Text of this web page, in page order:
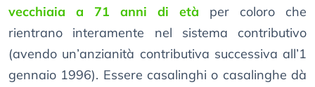
vecchiaia a 71 anni di età per coloro che
rientrano interamente nel sistema contributivo
(avendo un’anzianità contributiva successiva all’1
gennaio 1996). Essere casalinghi o casalinghe dà